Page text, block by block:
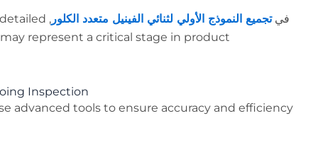
فيتجميع النموذج الأولي لثنائي الفينيل متعدد الكلور
detailed
represent a critical stage in product
Inspection
advanced tools to ensure accuracy and efficiency